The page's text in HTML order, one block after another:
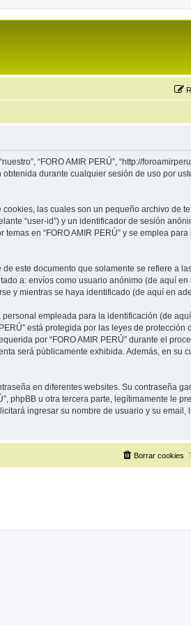
“FORO AMIR PERÚ”, “http://
obtenida durante cualquier sesión de uso por
las cuales son un pequeño archivo de
“user-id”) y un identificador de sesión
en “FORO AMIR PERÚ” y se emplea
este documento que solamente se refiere a
a: envíos como usuario anónimo (de aquí en
y mientras se haya identificado (de aquí en
empleada para la identificación (de
está protegida por las leyes de protección
por “FORO AMIR PERÚ” durante el
será públicamente exhibida. Además, en su
en diferentes websites. Su contraseña
phpBB u otra tercera parte, legítimamente le
ingresar su nombre de usuario y su email,
Borrar cookies